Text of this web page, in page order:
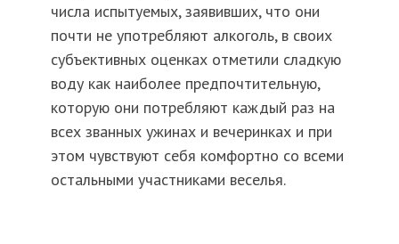
числа испытуемых, заявивших, что они
почти не употребляют алкоголь, в своих
субъективных оценках отметили сладкую
воду как наиболее предпочтительную,
которую они потребляют каждый раз на
всех званных ужинах и вечеринках и при
этом чувствуют себя комфортно со всеми
остальными участниками веселья.